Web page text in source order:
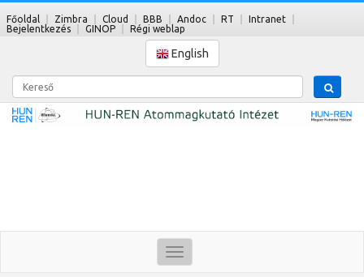
Főoldal Zimbra Cloud BBB Andoc RT
Intranet
Bejelentkezés
GINOP Régi weblap
English
Kereső
Toggle
navigation